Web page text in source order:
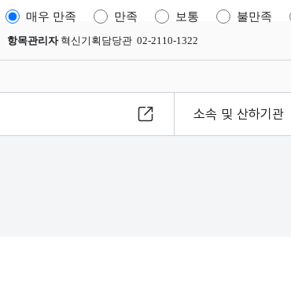
매우 만족 만족 보통 불만족
항목관리자혁신기획담당관 02-2110-1322
소속 및 산하기관